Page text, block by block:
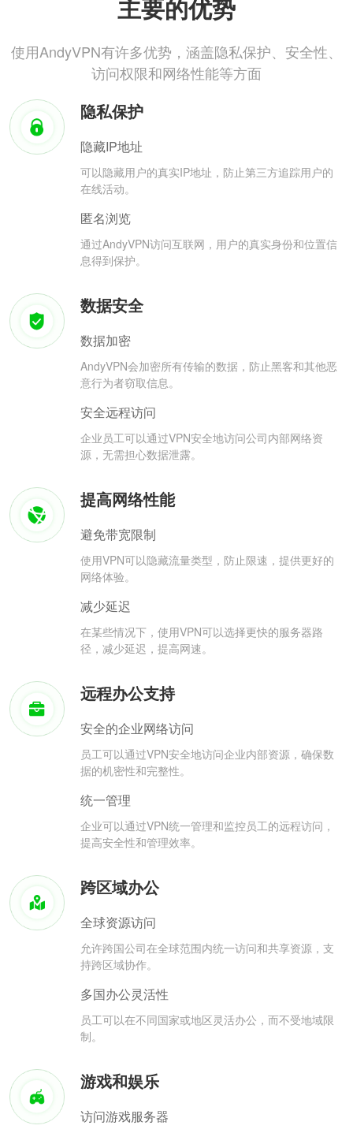
主要的优势
使用AndyVPN有许多优势，涵盖隐私保护、安全性、
访问权限和网络性能等方面
隐私保护
隐藏IP地址
可以隐藏用户的真实IP地址，防止第三方追踪用户的
在线活动。
匿名浏览
通过AndyVPN访问互联网，用户的真实身份和位置信
息得到保护。
数据安全
数据加密
AndyVPN会加密所有传输的数据，防止黑客和其他恶
意行为者窃取信息。
安全远程访问
企业员工可以通过VPN安全地访问公司内部网络资
源，无需担心数据泄露。
提高网络性能
避免带宽限制
使用VPN可以隐藏流量类型，防止限速，提供更好的
网络体验。
减少延迟
在某些情况下，使用VPN可以选择更快的服务器路
径，减少延迟，提高网速。
远程办公支持
安全的企业网络访问
员工可以通过VPN安全地访问企业内部资源，确保数
据的机密性和完整性。
统一管理
企业可以通过VPN统一管理和监控员工的远程访问，
提高安全性和管理效率。
跨区域办公
全球资源访问
允许跨国公司在全球范围内统一访问和共享资源，支
持跨区域协作。
多国办公灵活性
员工可以在不同国家或地区灵活办公，而不受地域限
制。
游戏和娱乐
访问游戏服务器